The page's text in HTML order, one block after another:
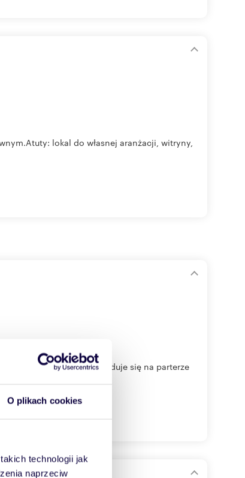
O plikach cookies
technologii jak
naprzeciw
lokal do własnej aranżacji, witryny,
Nieruchomość znajduje się na parterze